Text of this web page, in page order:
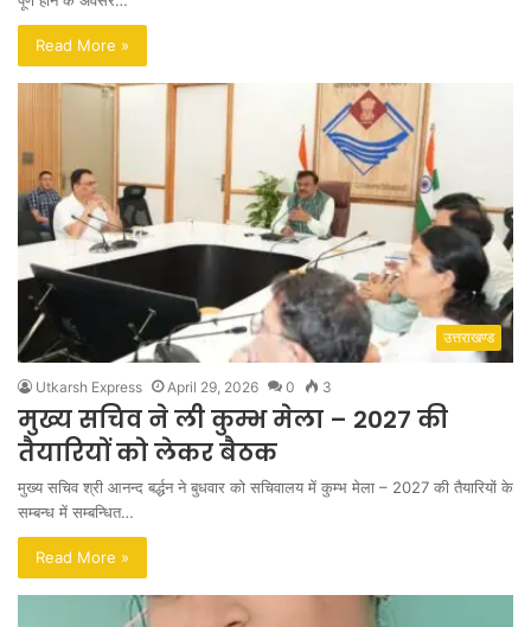
Read More »
उत्तराखण्ड
Utkarsh Express April 29, 2026 0 3
मुख्य सचिव ने ली कुम्भ मेला – 2027 की
तैयारियों को लेकर बैठक
मुख्य सचिव श्री आनन्द बर्द्धन ने बुधवार को सचिवालय में कुम्भ मेला – 2027 की तैयारियों के
सम्बन्ध में सम्बन्धित…
Read More »